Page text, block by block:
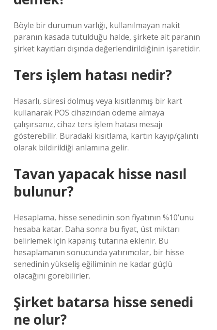
Böyle bir durumun varlığı, kullanılmayan nakit
paranın kasada tutulduğu halde, şirkete ait paranın
şirket kayıtları dışında değerlendirildiğinin işaretidir.
Ters işlem hatası nedir?
Hasarlı, süresi dolmuş veya kısıtlanmış bir kart
kullanarak POS cihazından ödeme almaya
çalışırsanız, cihaz ters işlem hatası mesajı
gösterebilir. Buradaki kısıtlama, kartın kayıp/çalıntı
olarak bildirildiği anlamına gelir.
Tavan yapacak hisse nasıl
bulunur?
Hesaplama, hisse senedinin son fiyatının %10’unu
hesaba katar. Daha sonra bu fiyat, üst miktarı
belirlemek için kapanış tutarına eklenir. Bu
hesaplamanın sonucunda yatırımcılar, bir hisse
senedinin yükseliş eğiliminin ne kadar güçlü
olacağını görebilirler.
Şirket batarsa hisse senedi
ne olur?